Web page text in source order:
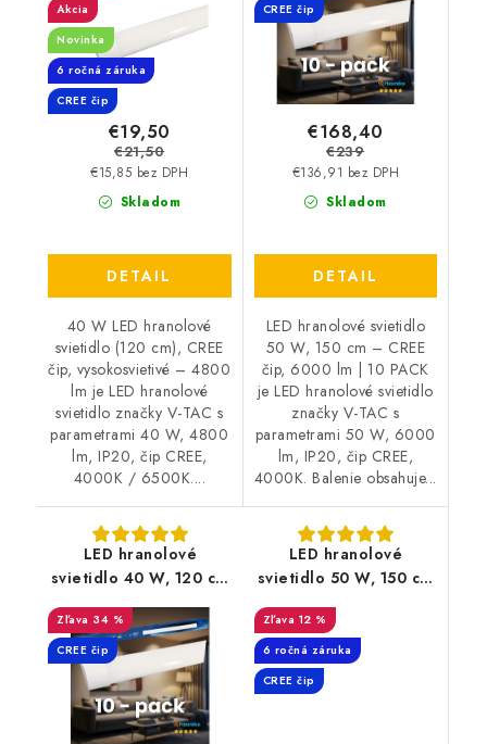
Akcia
Novinka
6 ročná záruka
CREE čip
Skladom
€15,85 bez DPH
€19,50
€21,50
DETAIL
40 W LED hranolové
svietidlo (120 cm), CREE
čip, vysokosvietivé – 4800
lm je LED hranolové
svietidlo značky V-TAC s
parametrami 40 W, 4800
lm, IP20, čip CREE,
4000K / 6500K....
CREE čip
Skladom
€136,91 bez DPH
€168,40
€239
DETAIL
LED hranolové svietidlo
50 W, 150 cm – CREE
čip, 6000 lm | 10 PACK
je LED hranolové svietidlo
značky V-TAC s
parametrami 50 W, 6000
lm, IP20, čip CREE,
4000K. Balenie obsahuje...
LED hranolové
svietidlo 40 W, 120 cm
10 PACK
34 %
CREE čip
LED hranolové
svietidlo 50 W, 150 cm
12 %
6 ročná záruka
CREE čip